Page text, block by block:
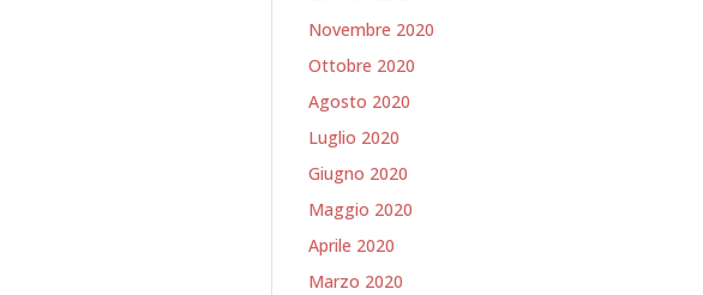
Novembre 2020
Ottobre 2020
Agosto 2020
Luglio 2020
Giugno 2020
Maggio 2020
Aprile 2020
Marzo 2020